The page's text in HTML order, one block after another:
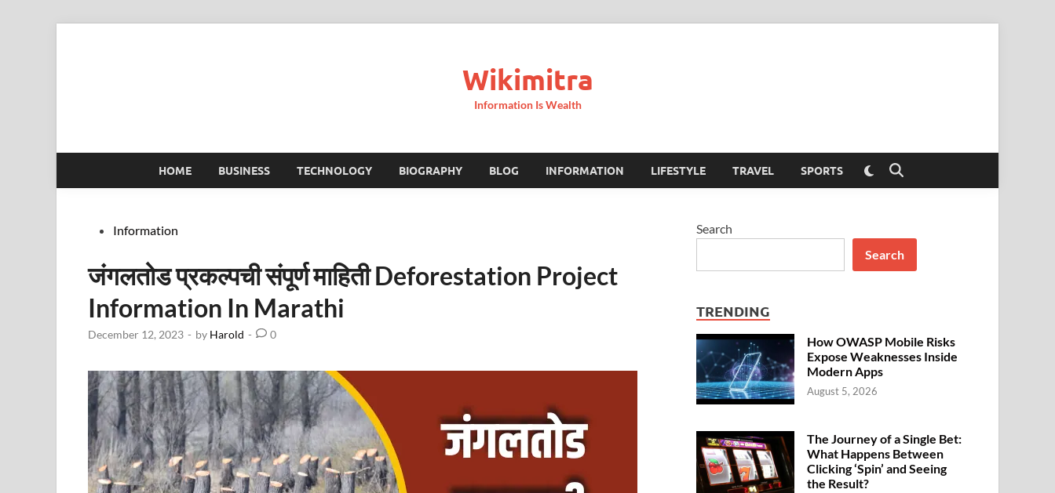
Wikimitra
Information Is Wealth
HOME BUSINESS TECHNOLOGY BIOGRAPHY BLOG INFORMATION LIFESTYLE TRAVEL SPORTS Switch
to
Open
Search
PostedInformation
जंगलतोड प्रकल्पची संपूर्ण माहिती Deforestation Project
Information In Marathi
December 12, 2023 - by Harold - 0
Search
Search
TRENDING
How OWASP Mobile Risks
Expose Weaknesses Inside
Modern Apps
August 5, 2026
The Journey of a Single Bet:
What Happens Between
Clicking ‘Spin’ and Seeing
the Result?